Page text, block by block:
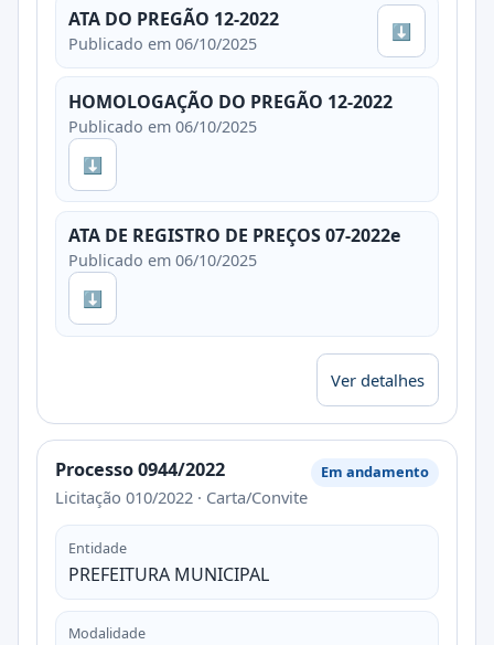
ATA DO PREGÃO 12-2022
Publicado em 06/10/2025
⬇
HOMOLOGAÇÃO DO PREGÃO 12-2022
Publicado em 06/10/2025
⬇
ATA DE REGISTRO DE PREÇOS 07-2022e
Publicado em 06/10/2025
⬇
Ver detalhes
Processo 0944/2022
Licitação 010/2022 · Carta/Convite
Em andamento
Entidade
PREFEITURA MUNICIPAL
Modalidade